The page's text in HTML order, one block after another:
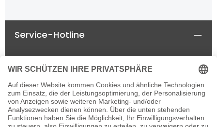
Service-Hotline
Rechtliches
Informationen
Newsletter